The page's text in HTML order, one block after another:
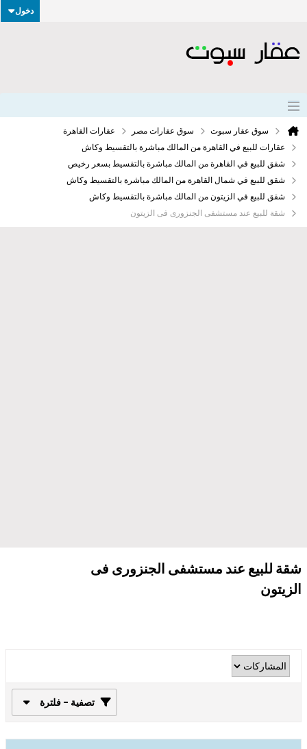
دخول
سوق عقار سبوت سوق عقارات مصر
عقارات القاهرة
عقارات للبيع في القاهرة من المالك مباشرة بالتقسيط وكاش
شقق للبيع في القاهرة من المالك مباشرة بالتقسيط بسعر رخيص
شقق للبيع في شمال القاهرة من المالك مباشرة بالتقسيط وكاش
شقق للبيع في الزيتون من المالك مباشرة بالتقسيط وكاش
شقة للبيع عند مستشفى الجنزورى فى الزيتون
شقة للبيع عند مستشفى الجنزورى فى
الزيتون
تصفية - فلترة